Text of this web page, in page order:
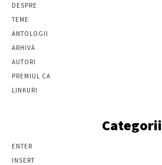
DESPRE
TEME
ANTOLOGII
ARHIVĂ
AUTORI
PREMIUL CA
LINKURI
Categorii
ENTER
INSERT